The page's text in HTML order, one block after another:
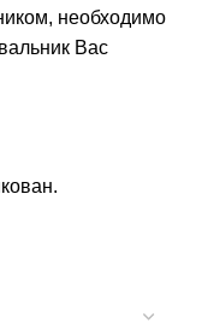
необходимо
Вас